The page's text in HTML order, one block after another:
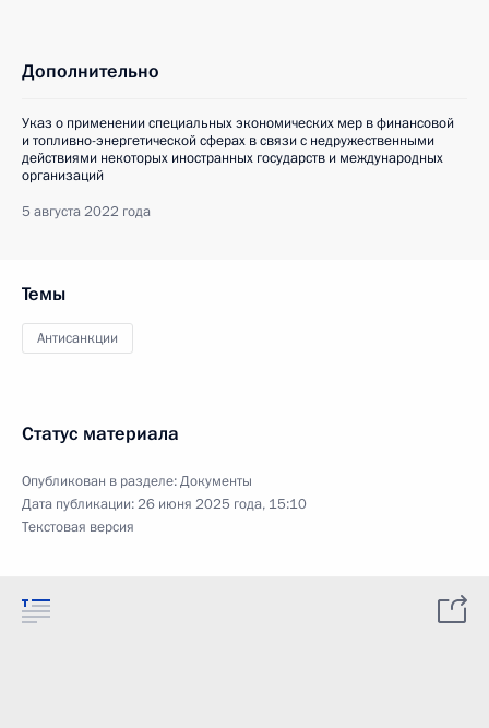
Дополнительно
Указ о применении специальных экономических мер в финансовой
и топливно-энергетической сферах в связи с недружественными
действиями некоторых иностранных государств и международных
организаций
5 августа 2022 года
Темы
Антисанкции
Статус материала
Опубликован в разделе:Документы
Дата публикации:26 июня 2025 года, 15:10
Текстовая версия